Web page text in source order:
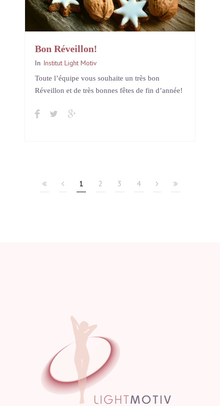
Bon Réveillon!
In Institut Light Motiv
Toute l’équipe vous souhaite un très bon
Réveillon et de très bonnes fêtes de fin d’année!
1 2 3 4